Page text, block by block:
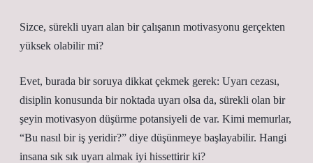
Sizce, sürekli uyarı alan bir çalışanın motivasyonu gerçekten
yüksek olabilir mi?
Evet, burada bir soruya dikkat çekmek gerek: Uyarı cezası,
disiplin konusunda bir noktada uyarı olsa da, sürekli olan bir
şeyin motivasyon düşürme potansiyeli de var. Kimi memurlar,
“Bu nasıl bir iş yeridir?” diye düşünmeye başlayabilir. Hangi
insana sık sık uyarı almak iyi hissettirir ki?